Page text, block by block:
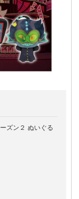
ズン２ ぬいぐる